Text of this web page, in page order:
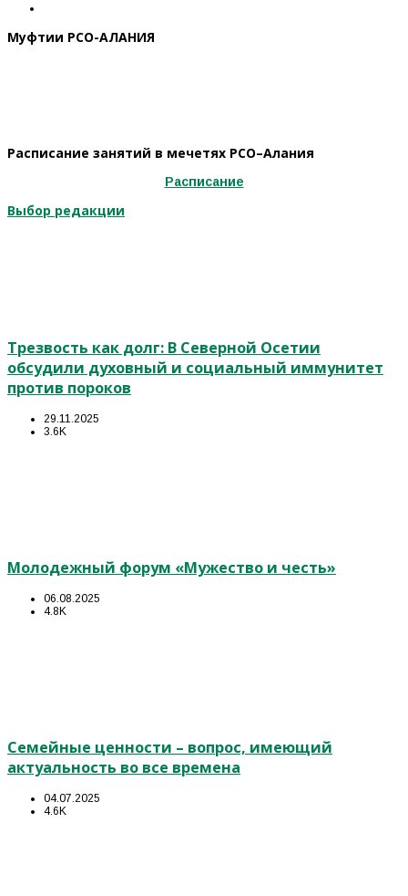
Муфтии РСО-АЛАНИЯ
Расписание занятий в мечетях РСО–Алания
Расписание
Выбор редакции
Трезвость как долг: В Северной Осетии
обсудили духовный и социальный иммунитет
против пороков
29.11.2025
3.6K
Молодежный форум «Мужество и честь»
06.08.2025
4.8K
Семейные ценности – вопрос, имеющий
актуальность во все времена
04.07.2025
4.6K